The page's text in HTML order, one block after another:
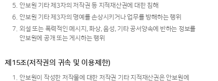
5.
안보원 기타 제3자의 저작권 등 지적재산권에 대한 침해
6.
안보원 기타 제3자의 명예를 손상시키거나 업무를 방해하는 행위
7. 외설 또는 폭력적인 메시지, 화상, 음성, 기타 공서양속에 반하는 정보를
안보원에 공개 또는 게시하는 행위
제15조(저작권의 귀속 및 이용제한)
1.
안보원이 작성한 저작물에 대한 저작권 기타 지적재산권은 안보원에